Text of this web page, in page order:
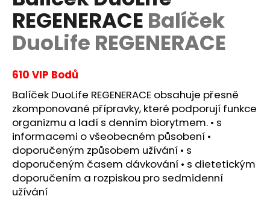
0,0
5
hvězdiček.
REGENERACE Balíček
DuoLife REGENERACE
610 VIP Bodů
Balíček DuoLife REGENERACE obsahuje přesně
zkomponované přípravky, které podporují funkce
organizmu a ladí s denním biorytmem. • s
informacemi o všeobecném působení •
doporučeným způsobem užívání • s
doporučeným časem dávkování • s dietetickým
doporučením a rozpiskou pro sedmidenní
užívání
a
j
í
?
HLEDAT
D